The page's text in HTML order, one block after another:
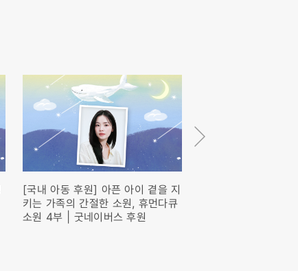
[국내 아동 후원] 아픈 아이 곁을 지
키는 가족의 간절한 소원, 휴먼다큐
소원 4부 | 굿네이버스 후원